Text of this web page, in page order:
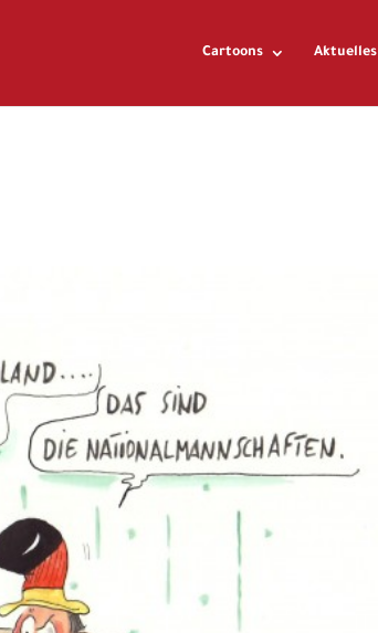
Cartoons Aktuelles